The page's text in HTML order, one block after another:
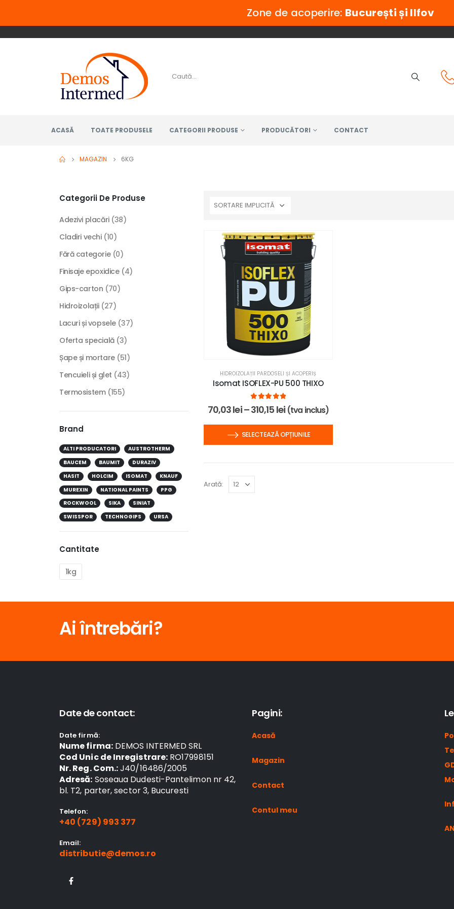
Zone de acoperire: București și Ilfov
ACASĂ TOATE PRODUSELE CATEGORII PRODUSE PRODUCĂTORI CONTACT
MAGAZIN 6KG
HIDROIZOLAȚII PARDOSELI ȘI ACOPERIȘ
Isomat ISOFLEX-PU 500 THIXO
0out of 5
70,03lei–310,15 lei (tva inclus)
SELECTEAZĂ OPȚIUNILE
Arată:
Categorii De Produse
Adezivi placări (38)
Cladiri vechi (10)
Fără categorie (0)
Finisaje epoxidice (4)
Gips-carton (70)
Hidroizolații (27)
Lacuri și vopsele (37)
Oferta specială (3)
Șape și mortare (51)
Tencuieli și glet (43)
Termosistem (155)
Brand
ALTI PRODUCATORI
AUSTROTHERM
BAUCEM
BAUMIT
DURAZIV
HASIT
HOLCIM ISOMAT
KNAUF
MUREXIN
NATIONAL PAINTS
PPG
ROCKWOOL
SIKA
SINIAT
SWISSPOR
TECHNOGIPS URSA
Cantitate
1kg
Ai întrebări?
Date de contact:
Date firmă:
Nume firma:DEMOS INTERMED SRL
Cod Unic de Inregistrare: RO17998151
Nr. Reg. Com.:J40/16486/2005
Adresă: Soseaua Dudesti-Pantelimon nr 42,
bl. T2, parter, sector 3, Bucuresti
Telefon:
+40 (729) 993 377
Email:
distributie@demos.ro
Pagini:
Acasă
Magazin
Contact
Contul meu